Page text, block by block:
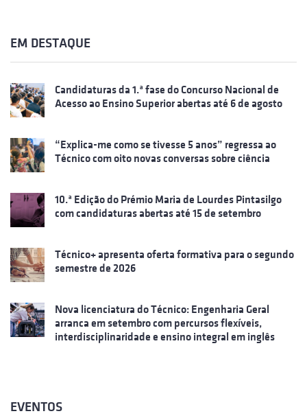
EM DESTAQUE
Candidaturas da 1.ª fase do Concurso Nacional de
Acesso ao Ensino Superior abertas até 6 de agosto
“Explica-me como se tivesse 5 anos” regressa ao
Técnico com oito novas conversas sobre ciência
10.ª Edição do Prémio Maria de Lourdes Pintasilgo
com candidaturas abertas até 15 de setembro
Técnico+ apresenta oferta formativa para o segundo
semestre de 2026
Nova licenciatura do Técnico: Engenharia Geral
arranca em setembro com percursos flexíveis,
interdisciplinaridade e ensino integral em inglês
EVENTOS